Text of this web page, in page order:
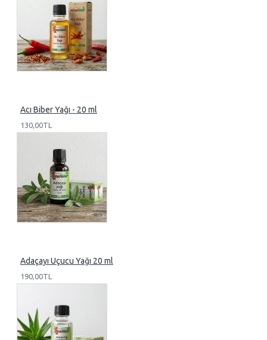
Acı Biber Yağı - 20 ml
130,00TL
Adaçayı Uçucu Yağı 20 ml
190,00TL